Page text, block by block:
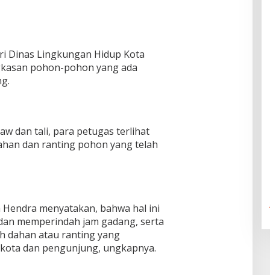
Dinas Lingkungan Hidup Kota
pohon-pohon yang ada
dan tali, para petugas terlihat
dan ranting pohon yang telah
menyatakan, bahwa hal ini
memperindah jam gadang, serta
dahan atau ranting yang
dan pengunjung, ungkapnya.